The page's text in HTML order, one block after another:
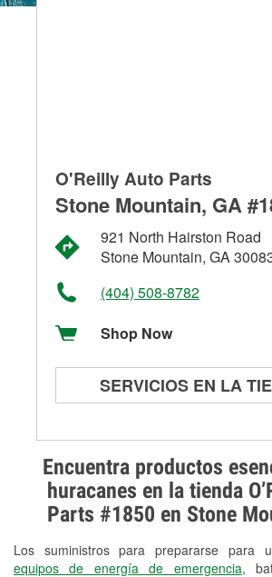
Encuentra productos
huracanes en la tienda
Parts #1850 en Stone
Los suministros para prepararse para
equipos de energía de emergencia,
O'Reilly Auto Parts
Stone Mountain, GA
921 North Hairston Road
Stone Mountain, GA
(404) 508-8782
Shop Now
SERVICIOS EN LA
Prueba de alternadores y
arrancadores
Revisión de la luz "Check
Reciclaje de baterías y